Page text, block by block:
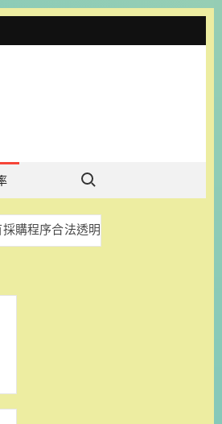
Search for:
透明 盼司法釐清真相